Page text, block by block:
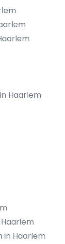
Haarlem
in Haarlem